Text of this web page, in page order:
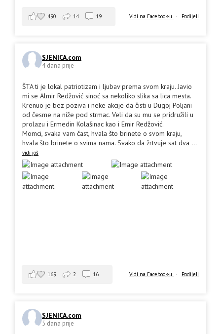
Vidi na Facebook-u · Podijeli
490 14 19
SJENICA.com
4 dana prije
ŠTA ti je lokal patriotizam i ljubav prema svom kraju. Javio
mi se Almir Redžović sinoć sa nekoliko slika sa lica mesta.
Krenuo je bez poziva i neke akcije da čisti u Dugoj Poljani
od česme na niže pod strmac. Veli da su mu se pridružili u
prolazu i Ermedin Kolašinac kao i Emir Redžović.
Momci, svaka vam čast, hvala što brinete o svom kraju,
hvala što brinete o svima nama. Svako da žrtvuje sat dva ...
vidi još
Vidi na Facebook-u · Podijeli
169 2 16
SJENICA.com
5 dana prije